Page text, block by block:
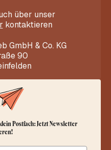
über unser
kontaktieren
GmbH & Co. KG
90
Postfach: Jetzt Newsletter